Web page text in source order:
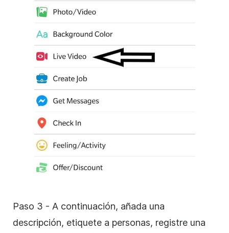
Paso 3 - A continuación, añada una
descripción, etiquete a personas, registre una